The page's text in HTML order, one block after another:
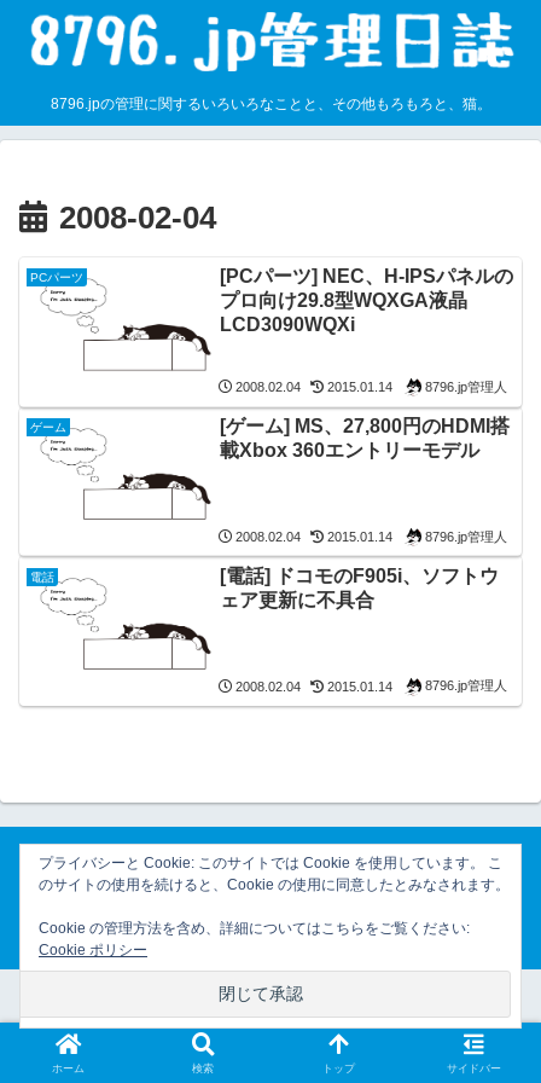
8796.jpの管理に関するいろいろなことと、その他もろもろと、猫。
2008-02-04
PCパーツ
[PCパーツ] NEC、H-IPSパネルの
プロ向け29.8型WQXGA液晶
LCD3090WQXi
2008.02.04 2015.01.14 8796.jp管理人
ゲーム
[ゲーム] MS、27,800円のHDMI搭
載Xbox 360エントリーモデル
2008.02.04 2015.01.14 8796.jp管理人
電話
[電話] ドコモのF905i、ソフトウ
ェア更新に不具合
2008.02.04 2015.01.14 8796.jp管理人
ホーム プライバシーポリシー
© 2007-2026 8796.jp管理日誌.
ホーム 検索 トップ サイドバー
プライバシーと Cookie: このサイトでは Cookie を使用しています。 こ
のサイトの使用を続けると、Cookie の使用に同意したとみなされます。
Cookie の管理方法を含め、詳細についてはこちらをご覧ください:
Cookie ポリシー